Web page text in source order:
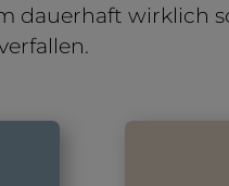
dauerhaft wirklich